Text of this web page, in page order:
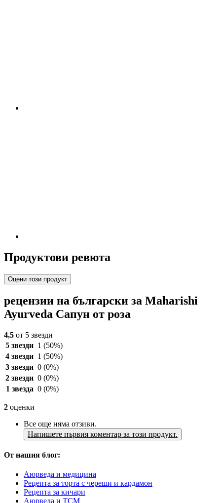
Продуктови ревюта
Оцени този продукт
рецензии на български за Maharishi
Ayurveda Сапун от роза
4,5 от 5 звезди
5 звезди 1 (50%)
4 звезди 1 (50%)
3 звезди 0 (0%)
2 звезди 0 (0%)
1 звезда 0 (0%)
2 оценки
Все още няма отзиви.
Напишете първия коментар за този продукт.
От нашия блог:
Аюрведа и медицина
Рецепта за торта с череши и кардамон
Рецепта за кичари
Аюрведа и TCM